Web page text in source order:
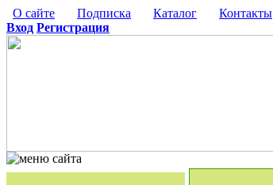
О сайте Подписка Каталог Контакты
Вход Регистрация